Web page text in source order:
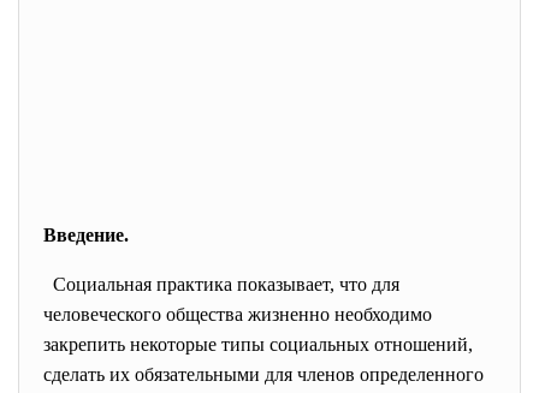
Введение.
Социальная практика показывает, что для
человеческого общества жизненно необходимо
закрепить некоторые типы социальных отношений,
сделать их обязательными для членов определенного